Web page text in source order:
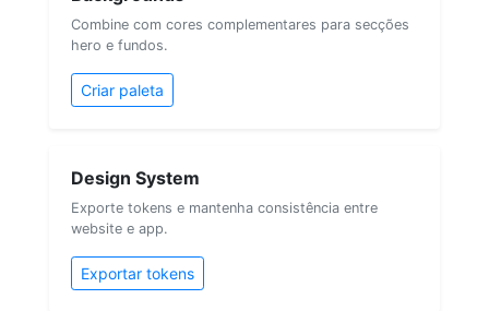
Combine com cores complementares para secções
hero e fundos.
Criar paleta
Design System
Exporte tokens e mantenha consistência entre
website e app.
Exportar tokens